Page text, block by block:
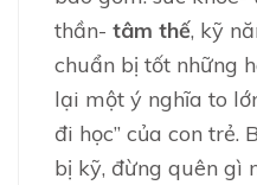
thần- tâm thế, kỹ
chuẩn bị tốt những
lại một ý nghĩa to
đi học” của con trẻ.
bị kỹ, đừng quên gì